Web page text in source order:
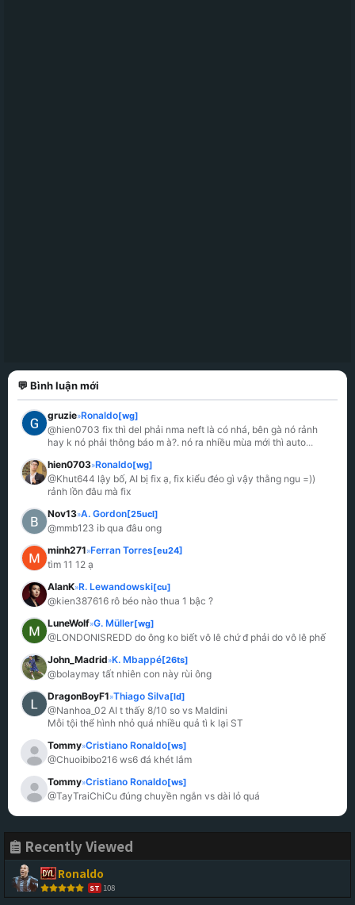
💬 Bình luận mới
gruzie»Ronaldo[wg]
@hien0703 fix thì del phải nma neft là có nhá, bên gà nó rảnh
hay k nó phải thông báo m à?. nó ra nhiều mùa mới thì auto...
hien0703»Ronaldo[wg]
@Khut644 lậy bố, AI bị fix ạ, fix kiểu đéo gì vậy thằng ngu =))
rảnh lồn đâu mà fix
Nov13»A. Gordon[25ucl]
@mmb123 ib qua đâu ong
minh271»Ferran Torres[eu24]
tìm 11 12 ạ
AlanK»R. Lewandowski[cu]
@kien387616 rô béo nào thua 1 bậc ?
LuneWolf»G. Müller[wg]
@LONDONISREDD do ông ko biết vô lê chứ đ phải do vô lê phế
John_Madrid»K. Mbappé[26ts]
@bolaymay tất nhiên con này rùi ông
DragonBoyF1»Thiago Silva[ld]
@Nanhoa_02 AI t thấy 8/10 so vs Maldini
Mỗi tội thể hình nhỏ quá nhiều quả tì k lại ST
Tommy»Cristiano Ronaldo[ws]
@Chuoibibo216 ws6 đá khét lắm
Tommy»Cristiano Ronaldo[ws]
@TayTraiChiCu đúng chuyền ngắn vs dài lỏ quá
Recently Viewed
Ronaldo
ST 108